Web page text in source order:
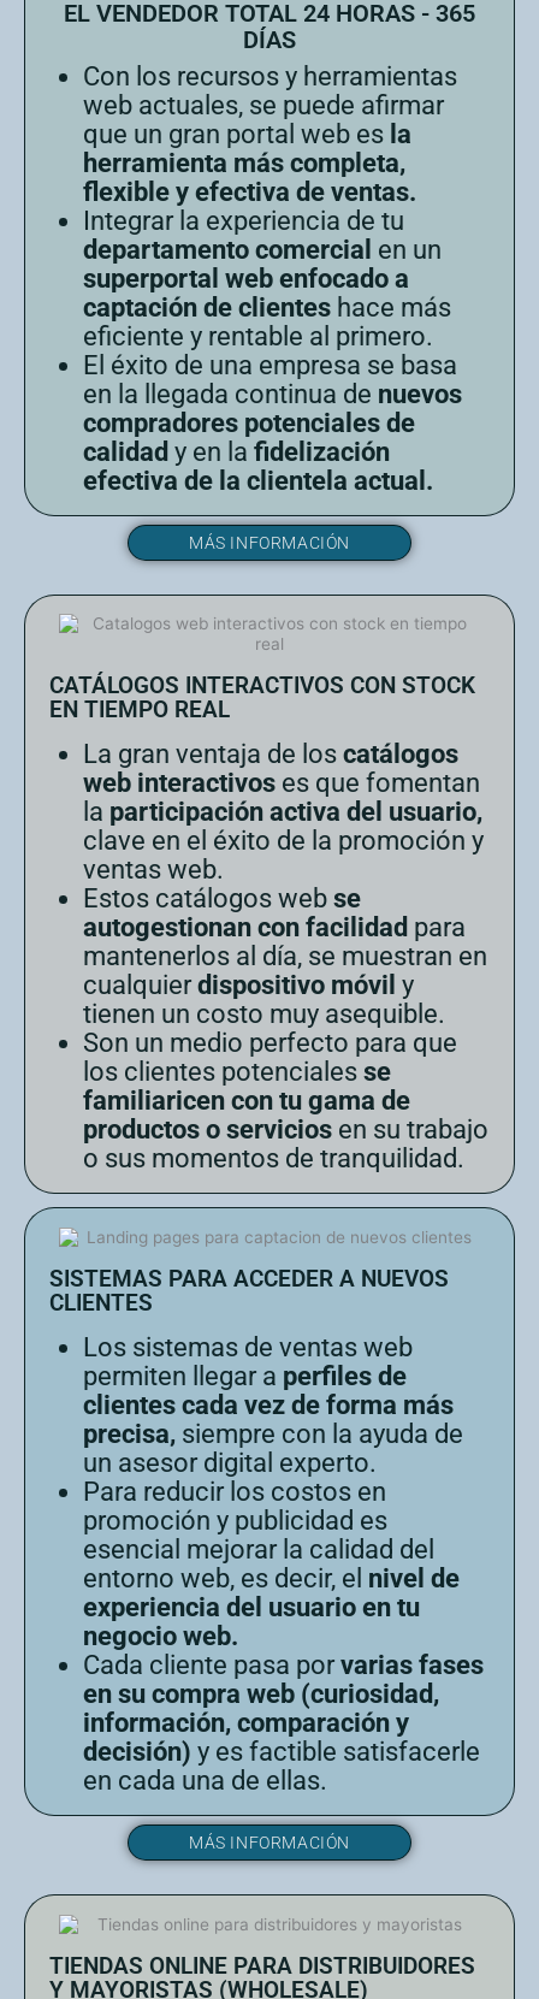
EL VENDEDOR TOTAL 24 HORAS - 365
DÍAS
Con los recursos y herramientas
web actuales, se puede afirmar
que un gran portal web es la
herramienta más completa,
flexible y efectiva de ventas.
Integrar la experiencia de tu
departamento comercial en un
superportal web enfocado a
captación de clientes hace más
eficiente y rentable al primero.
El éxito de una empresa se basa
en la llegada continua de nuevos
compradores potenciales de
calidad y en la fidelización
efectiva de la clientela actual.
MÁS INFORMACIÓN
CATÁLOGOS INTERACTIVOS CON STOCK
EN TIEMPO REAL
La gran ventaja de los catálogos
web interactivos es que fomentan
la participación activa del usuario,
clave en el éxito de la promoción y
ventas web.
Estos catálogos web se
autogestionan con facilidad para
mantenerlos al día, se muestran en
cualquier dispositivo móvil y
tienen un costo muy asequible.
Son un medio perfecto para que
los clientes potenciales se
familiaricen con tu gama de
productos o servicios en su trabajo
o sus momentos de tranquilidad.
SISTEMAS PARA ACCEDER A NUEVOS
CLIENTES
Los sistemas de ventas web
permiten llegar a perfiles de
clientes cada vez de forma más
precisa, siempre con la ayuda de
un asesor digital experto.
Para reducir los costos en
promoción y publicidad es
esencial mejorar la calidad del
entorno web, es decir, el nivel de
experiencia del usuario en tu
negocio web.
Cada cliente pasa por varias fases
en su compra web (curiosidad,
información, comparación y
decisión) y es factible satisfacerle
en cada una de ellas.
MÁS INFORMACIÓN
TIENDAS ONLINE PARA DISTRIBUIDORES
Y MAYORISTAS (WHOLESALE)